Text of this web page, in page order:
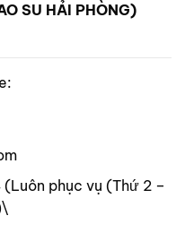
SU HẢI PHÒNG)
phục vụ (Thứ 2 –